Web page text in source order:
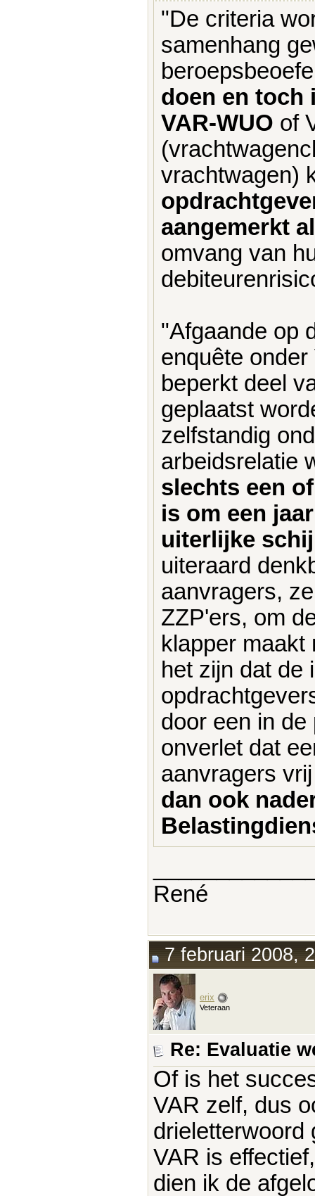
"De criteria
samenhang
doen en toch
VAR-WUO of
vrachtwagen)
aangemerkt
omvang van
"Afgaande op
enquête
beperkt deel
geplaatst
zelfstandig
arbeidsrelatie
slechts een
is om een
uiterlijke
uiteraard
aanvragers,
ZZP'ers, om
klapper
het zijn dat de
door een in
onverlet dat
aanvragers
dan ook
René
7 februari 2008,
erix
Veteraan
Re: Evaluatie
Of is het
VAR zelf, dus
drieletterwoord
VAR is
dien ik de